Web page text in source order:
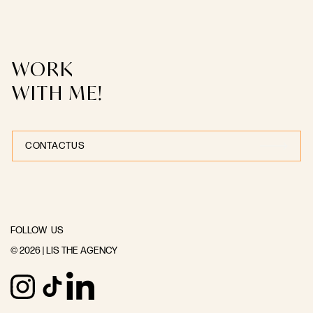
WORK
WITH ME!
CONTACTUS
CONTACTUS
FOLLOW US
© 2026 | LIS THE AGENCY